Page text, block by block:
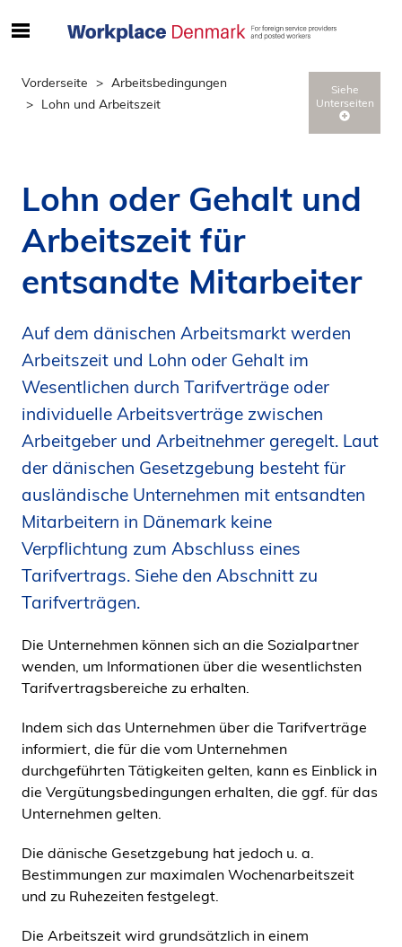
g
e
i
d
o
d
p
å
s
i
d
e
Vorderseite
Arbeitsbedingungen
Lohn und Arbeitszeit
Siehe
Lohn oder Gehalt und
Arbeitszeit für
entsandte Mitarbeiter
Auf dem dänischen Arbeitsmarkt werden
Arbeitszeit und Lohn oder Gehalt im
Wesentlichen durch Tarifverträge oder
individuelle Arbeitsverträge zwischen
Arbeitgeber und Arbeitnehmer geregelt. Laut
der dänischen Gesetzgebung besteht für
ausländische Unternehmen mit entsandten
Mitarbeitern in Dänemark keine
Verpflichtung zum Abschluss eines
Tarifvertrags. Siehe den Abschnitt zu
Tarifverträgen.
Die Unternehmen können sich an die Sozialpartner
wenden, um Informationen über die wesentlichsten
Tarifvertragsbereiche zu erhalten.
Indem sich das Unternehmen über die Tarifverträge
informiert, die für die vom Unternehmen
durchgeführten Tätigkeiten gelten, kann es Einblick in
die Vergütungsbedingungen erhalten, die ggf. für das
Unternehmen gelten.
Die dänische Gesetzgebung hat jedoch u. a.
Bestimmungen zur maximalen Wochenarbeitszeit
und zu Ruhezeiten festgelegt.
Die Arbeitszeit wird grundsätzlich in einem